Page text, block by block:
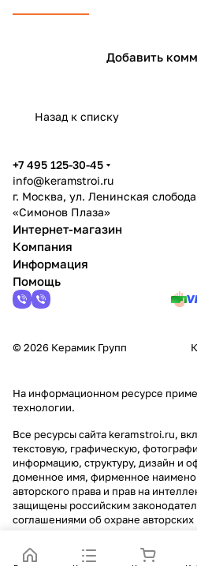
Добавить
Назад к списку
+7 495 125-30-45
info@keramstroi.ru
г. Москва, ул. Ленинская
«Симонов Плаза»
Интернет-магазин
Компания
Информация
Помощь
© 2026 Керамик Групп
На информационном ресурсе
технологии.
Все ресурсы сайта keramstroi.ru,
текстовую, графическую,
информацию, структуру, дизайн и
доменное имя, фирменное
авторского права и прав на
защищены российским
соглашениями об охране авторских